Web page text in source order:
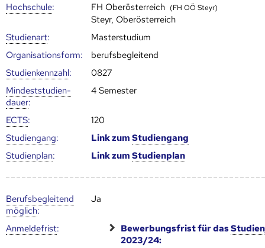
Hoch­schule: FH Oberösterreich (FH OÖ Steyr)
Steyr, Oberösterreich
Studienart:
Masterstudium
Organisationsform:
berufsbegleitend
Studien­kenn­zahl:
0827
Mindest­studien­
dauer:
4 Semester
ECTS:
120
Studien­gang: Link zumStudien­gang
Studien­plan: Link zumStudien­plan
Berufs­begleitend
möglich:
Ja
Anmelde­frist: Bewerbungsfrist für das
2023/24: